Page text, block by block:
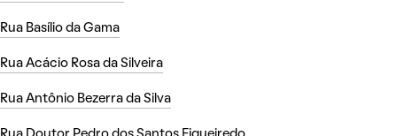
Rua Basílio da Gama
Rua Acácio Rosa da Silveira
Rua Antônio Bezerra da Silva